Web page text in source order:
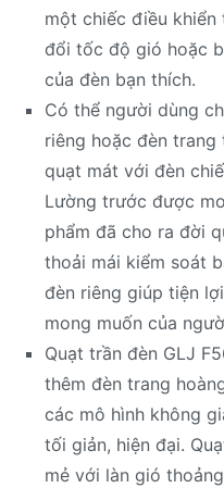
một chiếc điều
đổi tốc độ gió hoặc
của đèn bạn thích.
Có thể người dùng
riêng hoặc đèn
quạt mát với đèn
Lường trước được
phẩm đã cho ra đời
thoải mái kiểm soát
đèn riêng giúp tiện
mong muốn của
Quạt trần đèn GLJ
thêm đèn trang
các mô hình không
tối giản, hiện đại.
mẻ với làn gió